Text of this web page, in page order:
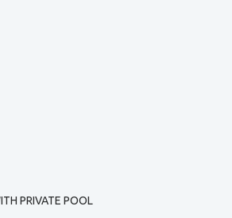
PRIVATE POOL